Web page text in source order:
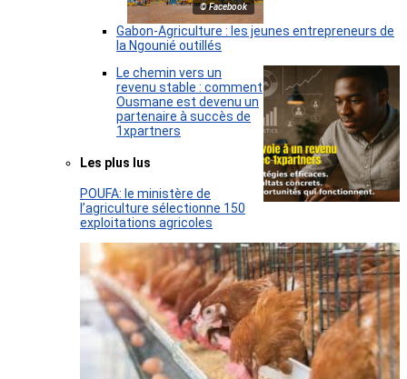
© Facebook
Gabon-Agriculture : les jeunes entrepreneurs de
la Ngounié outillés
Le chemin vers un
revenu stable : comment
Ousmane est devenu un
partenaire à succès de
1xpartners
Les plus lus
POUFA: le ministère de
l’agriculture sélectionne 150
exploitations agricoles